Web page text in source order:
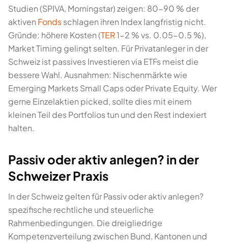
Studien (SPIVA, Morningstar) zeigen: 80-90 % der
aktiven Fondsschlagen ihren Index langfristig nicht.
Gründe: höhere Kosten (TER1-2 % vs. 0.05-0.5 %),
Market Timing gelingt selten. Für Privatanleger in der
Schweiz ist passives Investieren via ETFs meist die
bessere Wahl. Ausnahmen: Nischenmärkte wie
Emerging Markets Small Caps oder Private Equity. Wer
gerne Einzelaktien picked, sollte dies mit einem
kleinen Teil des Portfolios tun und den Rest indexiert
halten.
Passiv oder aktiv anlegen? in der
Schweizer Praxis
In der Schweiz gelten für Passiv oder aktiv anlegen?
spezifische rechtliche und steuerliche
Rahmenbedingungen. Die dreigliedrige
Kompetenzverteilung zwischen Bund, Kantonen und